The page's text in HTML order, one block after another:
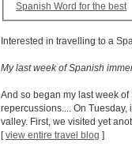
Spanish Word for the best
Interested in travelling to a
My last week of Spanish
And so began my last week
repercussions.... On
valley. First, we visited yet
[view entire travel blog ]